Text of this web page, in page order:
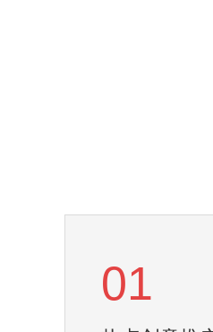
01